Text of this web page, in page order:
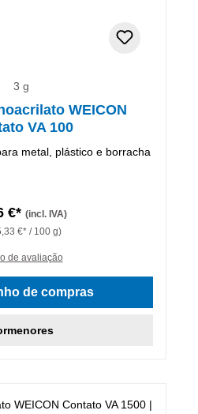
3 g
WEICON
VA 100
metal, plástico e borracha
€* (incl. IVA)
€* / 100 g)
de avaliação
de compras